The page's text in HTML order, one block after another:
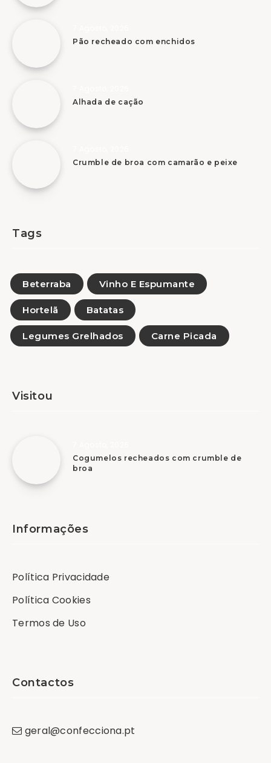
Pão recheado com enchidos
Alhada de cação
Crumble de broa com camarão e peixe
Tags
Beterraba Vinho E Espumante
Hortelã Batatas
Legumes Grelhados Carne Picada
Visitou
Cogumelos recheados com crumble de
broa
Informações
Política Privacidade
Política Cookies
Termos de Uso
Contactos
geral@confecciona.pt